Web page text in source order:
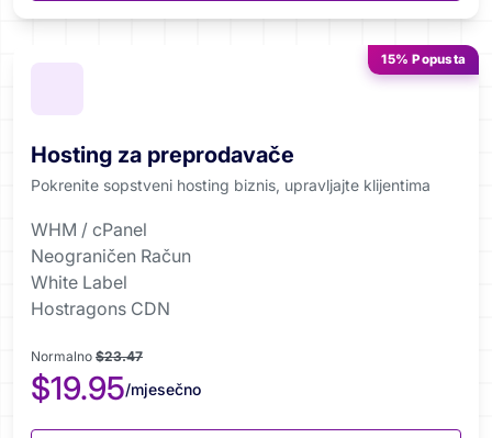
15% Popusta
Hosting za preprodavače
Pokrenite sopstveni hosting biznis, upravljajte klijentima
WHM / cPanel
Neograničen Račun
White Label
Hostragons CDN
Normalno $23.47
$19.95/mjesečno